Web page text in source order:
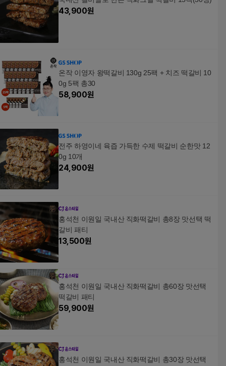
43,900원
온작 이영자 왕떡갈비 130g 25팩 + 치즈 떡갈비 10
0g 5팩 총30
58,900원
전주 하영이네 육즙 가득한 수제 떡갈비 순한맛 12
0g 10개
24,900원
홍석천 이원일 국내산 직화떡갈비 총8장 맛선택 떡
갈비 패티
13,500원
홍석천 이원일 국내산 직화떡갈비 총60장 맛선택
떡갈비 패티
59,900원
홍석천 이원일 국내산 직화떡갈비 총30장 맛선택